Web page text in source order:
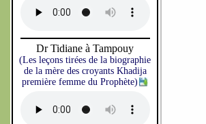
Dr Tidiane à Tampouy
(Les leçons tirées de la biographie
de la mère des croyants Khadija
première femme du Prophète)